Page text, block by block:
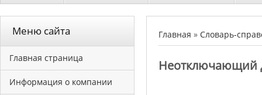
Меню сайта
Главная страница
Информация о компании
Главная » Словарь-
Неотключающий